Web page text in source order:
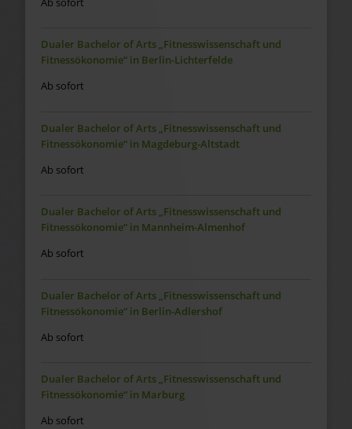
Dualer Bachelor of Arts „Fitnesswissenschaft und
Fitnessökonomie“ in Berlin-Lichterfelde
Ab sofort
Dualer Bachelor of Arts „Fitnesswissenschaft und
Fitnessökonomie“ in Magdeburg-Altstadt
Ab sofort
Dualer Bachelor of Arts „Fitnesswissenschaft und
Fitnessökonomie“ in Mannheim-Almenhof
Ab sofort
Dualer Bachelor of Arts „Fitnesswissenschaft und
Fitnessökonomie“ in Berlin-Adlershof
Ab sofort
Dualer Bachelor of Arts „Fitnesswissenschaft und
Fitnessökonomie“ in Marburg
Ab sofort